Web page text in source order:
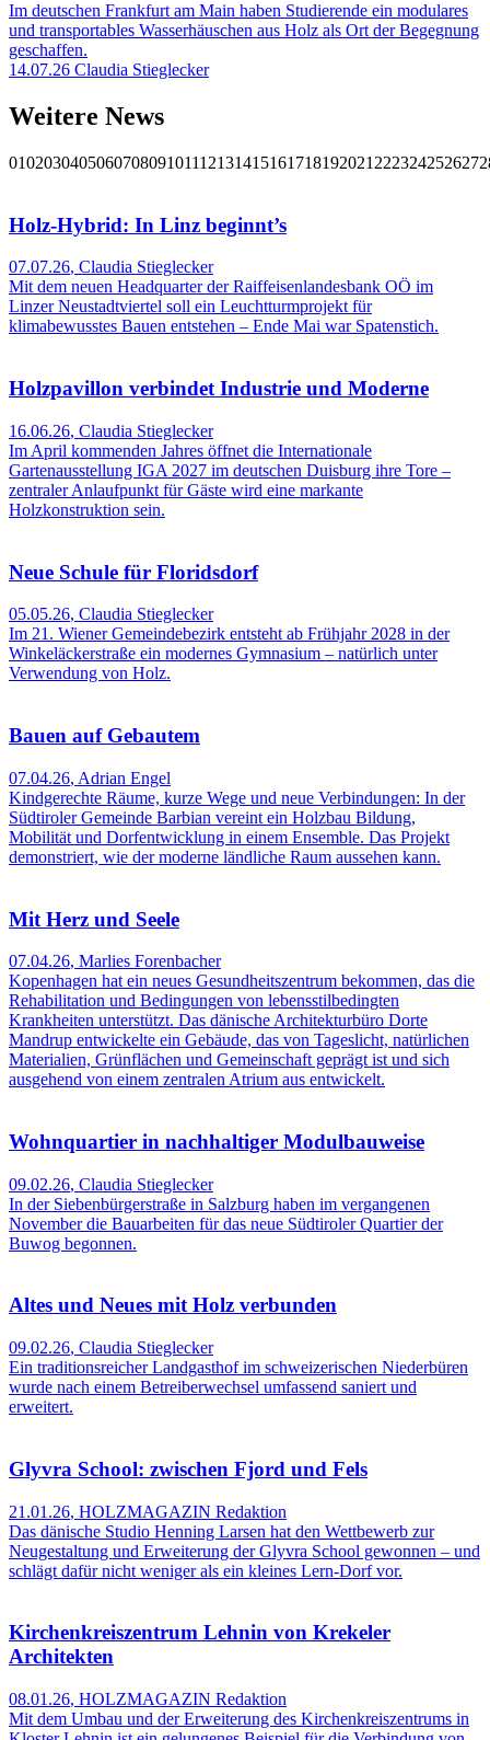
Im deutschen Frankfurt am Main haben Studierende ein modulares
und transportables Wasserhäuschen aus Holz als Ort der Begegnung
geschaffen.
14.07.26 Claudia Stieglecker
Weitere News
010203040506070809101112131415161718192021 222324252627
Holz-Hybrid: In Linz beginnt’s
07.07.26, Claudia Stieglecker
Mit dem neuen Headquarter der Raiffeisenlandesbank OÖ im
Linzer Neustadtviertel soll ein Leuchtturmprojekt für
klimabewusstes Bauen entstehen – Ende Mai war Spatenstich.
Holzpavillon verbindet Industrie und Moderne
16.06.26, Claudia Stieglecker
Im April kommenden Jahres öffnet die Internationale
Gartenausstellung IGA 2027 im deutschen Duisburg ihre Tore –
zentraler Anlaufpunkt für Gäste wird eine markante
Holzkonstruktion sein.
Neue Schule für Floridsdorf
05.05.26, Claudia Stieglecker
Im 21. Wiener Gemeindebezirk entsteht ab Frühjahr 2028 in der
Winkeläckerstraße ein modernes Gymnasium – natürlich unter
Verwendung von Holz.
Bauen auf Gebautem
07.04.26, Adrian Engel
Kindgerechte Räume, kurze Wege und neue Verbindungen: In der
Südtiroler Gemeinde Barbian vereint ein Holzbau Bildung,
Mobilität und Dorfentwicklung in einem Ensemble. Das Projekt
demonstriert, wie der moderne ländliche Raum aussehen kann.
Mit Herz und Seele
07.04.26, Marlies Forenbacher
Kopenhagen hat ein neues Gesundheitszentrum bekommen, das die
Rehabilitation und Bedingungen von lebensstilbedingten
Krankheiten unterstützt. Das dänische Architekturbüro Dorte
Mandrup entwickelte ein Gebäude, das von Tageslicht, natürlichen
Materialien, Grünflächen und Gemeinschaft geprägt ist und sich
ausgehend von einem zentralen Atrium aus entwickelt.
Wohnquartier in nachhaltiger Modulbauweise
09.02.26, Claudia Stieglecker
In der Siebenbürgerstraße in Salzburg haben im vergangenen
November die Bauarbeiten für das neue Südtiroler Quartier der
Buwog begonnen.
Altes und Neues mit Holz verbunden
09.02.26, Claudia Stieglecker
Ein traditionsreicher Landgasthof im schweizerischen Niederbüren
wurde nach einem Betreiberwechsel umfassend saniert und
erweitert.
Glyvra School: zwischen Fjord und Fels
21.01.26, HOLZMAGAZIN Redaktion
Das dänische Studio Henning Larsen hat den Wettbewerb zur
Neugestaltung und Erweiterung der Glyvra School gewonnen – und
schlägt dafür nicht weniger als ein kleines Lern-Dorf vor.
Kirchenkreiszentrum Lehnin von Krekeler
Architekten
08.01.26, HOLZMAGAZIN Redaktion
Mit dem Umbau und der Erweiterung des Kirchenkreiszentrums in